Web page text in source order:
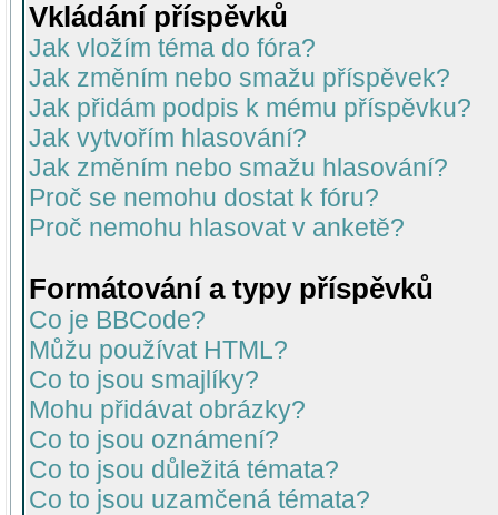
Vkládání příspěvků
Jak vložím téma do fóra?
Jak změním nebo smažu příspěvek?
Jak přidám podpis k mému příspěvku?
Jak vytvořím hlasování?
Jak změním nebo smažu hlasování?
Proč se nemohu dostat k fóru?
Proč nemohu hlasovat v anketě?
Formátování a typy příspěvků
Co je BBCode?
Můžu používat HTML?
Co to jsou smajlíky?
Mohu přidávat obrázky?
Co to jsou oznámení?
Co to jsou důležitá témata?
Co to jsou uzamčená témata?